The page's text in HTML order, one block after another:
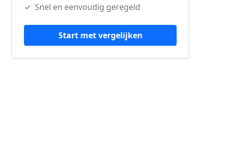
✓ Snel en eenvoudig geregeld
Start met vergelijken